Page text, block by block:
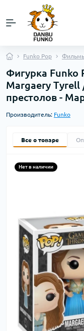
Funko Pop
Фигурка Funko
Margaery
престолов -
Производитель: Funko
Все о товаре
Нет в наличии